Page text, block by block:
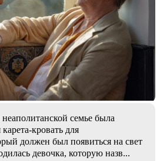
семье была
кровать для
должен был появиться на свет
девочка, которую назв...